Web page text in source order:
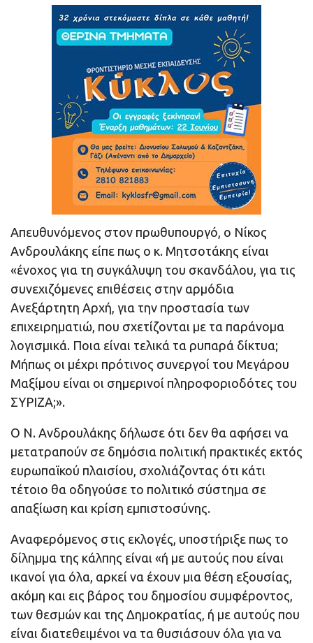
Απευθυνόμενος στον πρωθυπουργό, ο Νίκος
Ανδρουλάκης είπε πως ο κ. Μητσοτάκης είναι
«ένοχος για τη συγκάλυψη του σκανδάλου, για τις
συνεχιζόμενες επιθέσεις στην αρμόδια
Ανεξάρτητη Αρχή, για την προστασία των
επιχειρηματιώ, που σχετίζονται με τα παράνομα
λογισμικά. Ποια είναι τελικά τα ρυπαρά δίκτυα;
Μήπως οι μέχρι πρότινος συνεργοί του Μεγάρου
Μαξίμου είναι οι σημερινοί πληροφοριοδότες του
ΣΥΡΙΖΑ;».
Ο Ν. Ανδρουλάκης δήλωσε ότι δεν θα αφήσει να
μετατραπούν σε δημόσια πολιτική πρακτικές εκτός
ευρωπαϊκού πλαισίου, σχολιάζοντας ότι κάτι
τέτοιο θα οδηγούσε το πολιτικό σύστημα σε
απαξίωση και κρίση εμπιστοσύνης.
Αναφερόμενος στις εκλογές, υποστήριξε πως το
δίλημμα της κάλπης είναι «ή με αυτούς που είναι
ικανοί για όλα, αρκεί να έχουν μια θέση εξουσίας,
ακόμη και εις βάρος του δημοσίου συμφέροντος,
των θεσμών και της Δημοκρατίας, ή με αυτούς που
είναι διατεθειμένοι να τα θυσιάσουν όλα για να